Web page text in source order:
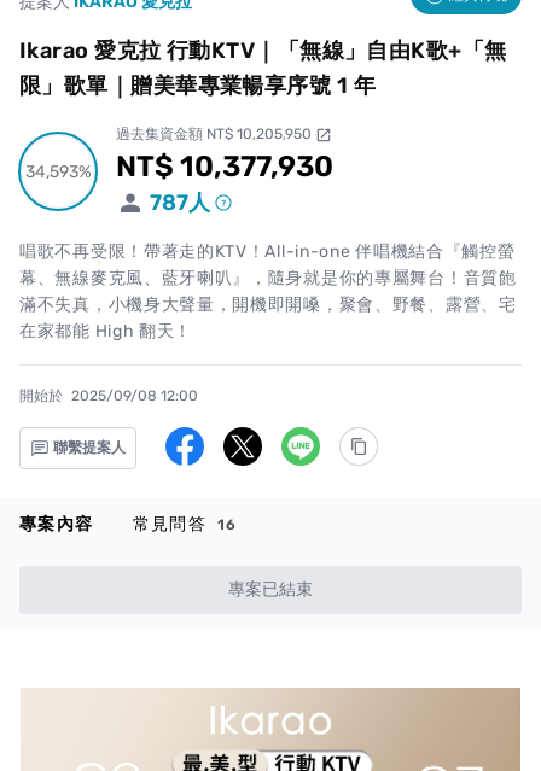
Ikarao 愛克拉 行動KTV｜「無線」自由K歌+「無
限」歌單｜贈美華專業暢享序號 1 年
34,593%
34,593%
過去集資金額 NT$ 10,205,950 open_in_new
累計集資金額
NT$ 10,377,930
787人
唱歌不再受限！帶著走的KTV！All-in-one 伴唱機結合『觸控螢
幕、無線麥克風、藍牙喇叭』，隨身就是你的專屬舞台！音質飽
滿不失真，小機身大聲量，開機即開嗓，聚會、野餐、露營、宅
在家都能 High 翻天！
開始於 2025/09/08 12:00
聯繫提案人
專案內容 常見問答 16
專案已結束